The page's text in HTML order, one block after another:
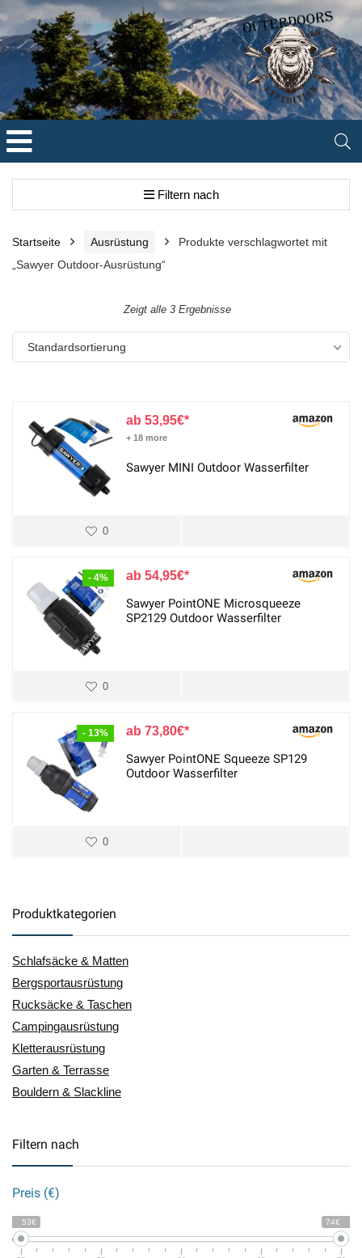
Filtern nach
Startseite Ausrüstung
Produkte verschlagwortet mit
„Sawyer Outdoor-Ausrüstung“
Zeigt alle 3 Ergebnisse
Standardsortierung
53,95€
+ 18 more
Sawyer MINI Outdoor Wasserfilter
0
- 4% 54,95€
Sawyer PointONE Microsqueeze
SP2129 Outdoor Wasserfilter
0
- 13% 73,80€
Sawyer PointONE Squeeze SP129
Outdoor Wasserfilter
0
Produktkategorien
Schlafsäcke & Matten
Bergsportausrüstung
Rucksäcke & Taschen
Campingausrüstung
Kletterausrüstung
Garten & Terrasse
Bouldern & Slackline
Filtern nach
Preis (€)
53€ 74€